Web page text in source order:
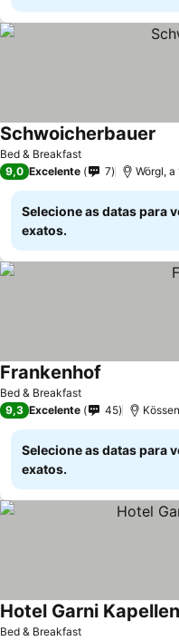
Bed & Breakfast
Schwoicherbauer
9,0 Excelente 7 Wörgl, a
Selecione as datas para
exatos.
Bed & Breakfast
Frankenhof
9,3 Excelente 45
Selecione as datas para
exatos.
Bed & Breakfast
Hotel Garni